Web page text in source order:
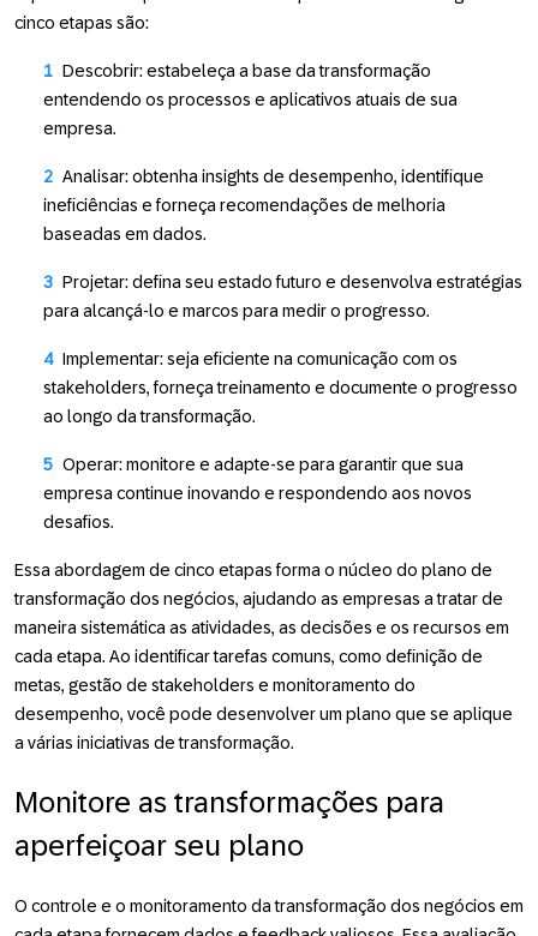
cinco etapas são:
Descobrir: estabeleça a base da transformação
entendendo os processos e aplicativos atuais de sua
empresa.
Analisar: obtenha insights de desempenho, identifique
ineficiências e forneça recomendações de melhoria
baseadas em dados.
Projetar: defina seu estado futuro e desenvolva estratégias
para alcançá-lo e marcos para medir o progresso.
Implementar: seja eficiente na comunicação com os
stakeholders, forneça treinamento e documente o progresso
ao longo da transformação.
Operar: monitore e adapte-se para garantir que sua
empresa continue inovando e respondendo aos novos
desafios.
Essa abordagem de cinco etapas forma o núcleo do plano de
transformação dos negócios, ajudando as empresas a tratar de
maneira sistemática as atividades, as decisões e os recursos em
cada etapa. Ao identificar tarefas comuns, como definição de
metas, gestão de stakeholders e monitoramento do
desempenho, você pode desenvolver um plano que se aplique
a várias iniciativas de transformação.
Monitore as transformações para
aperfeiçoar seu plano
O controle e o monitoramento da transformação dos negócios em